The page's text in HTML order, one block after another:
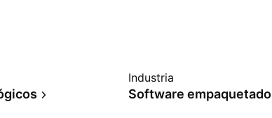
Industria
Software empaquetado